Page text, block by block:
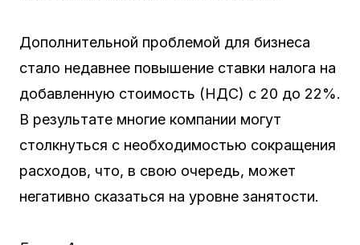
Дополнительной проблемой для бизнеса
стало недавнее повышение ставки налога на
добавленную стоимость (НДС) с 20 до 22%.
В результате многие компании могут
столкнуться с необходимостью сокращения
расходов, что, в свою очередь, может
негативно сказаться на уровне занятости.